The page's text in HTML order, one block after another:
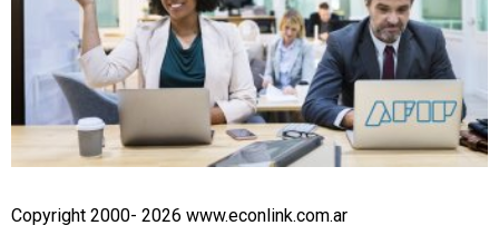
Copyright 2000- 2026 www.econlink.com.ar